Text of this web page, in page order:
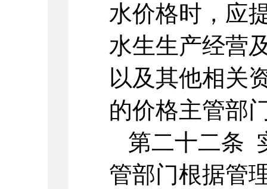
水价格时，应
水生生产经营
以及其他相关
的价格主管部
第二十二条
管部门根据管